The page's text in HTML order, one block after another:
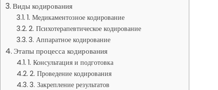
Виды кодирования
1. Медикаментозное кодирование
2. Психотерапевтическое кодирование
3. Аппаратное кодирование
Этапы процесса кодирования
1. Консультация и подготовка
2. Проведение кодирования
3. Закрепление результатов